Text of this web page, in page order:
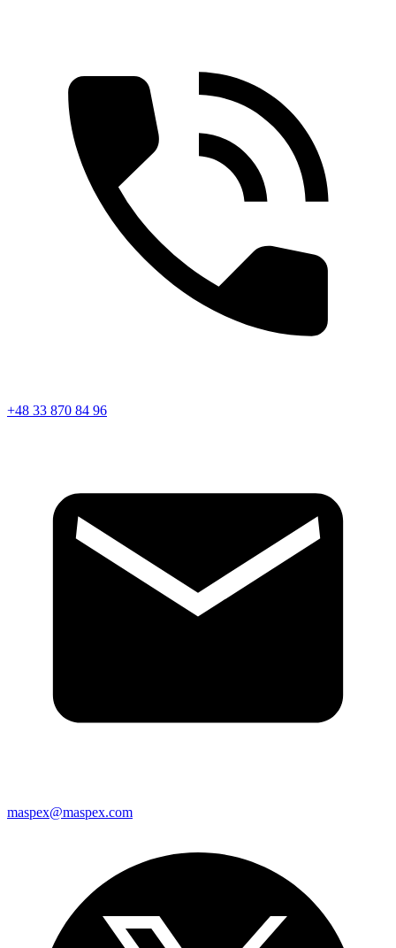
+48 33 870 84 96
maspex@maspex.com